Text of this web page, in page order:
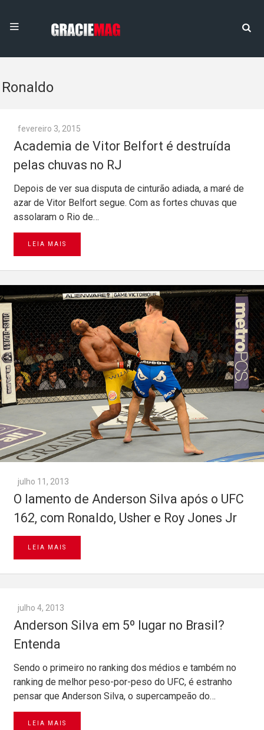
Ronaldo
fevereiro 3, 2015
Academia de Vitor Belfort é destruída
pelas chuvas no RJ
Depois de ver sua disputa de cinturão adiada, a maré de
azar de Vitor Belfort segue. Com as fortes chuvas que
assolaram o Rio de…
LEIA MAIS
julho 11, 2013
O lamento de Anderson Silva após o UFC
162, com Ronaldo, Usher e Roy Jones Jr
LEIA MAIS
julho 4, 2013
Anderson Silva em 5º lugar no Brasil?
Entenda
Sendo o primeiro no ranking dos médios e também no
ranking de melhor peso-por-peso do UFC, é estranho
pensar que Anderson Silva, o supercampeão do…
LEIA MAIS